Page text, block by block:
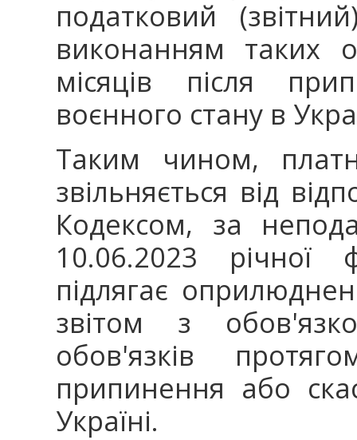
податковий
виконанням таких
місяців після
воєнного стану в
Таким чином,
звільняється від
Кодексом, за
10.06.2023 річної
підлягає
звітом з
обов'язків
припинення або
Україні.